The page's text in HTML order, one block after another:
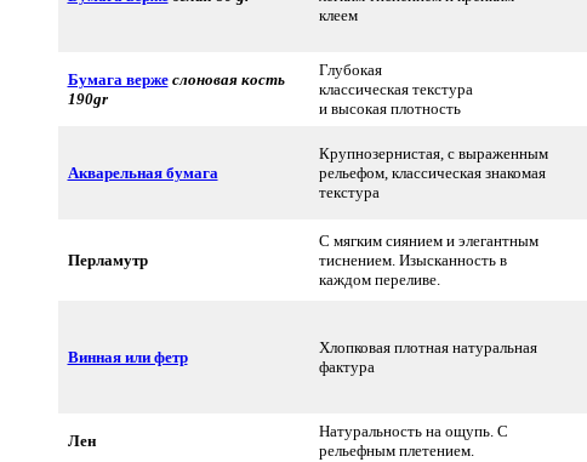
клеем
Бумага верже слоновая кость
190gr
Глубокая
классическая текстура
и высокая плотность
Акварельная бумага
Крупнозернистая, с выраженным
рельефом, классическая знакомая
текстура
Перламутр
С мягким сиянием и элегантным
тиснением. Изысканность в
каждом переливе.
Винная или фетр
Хлопковая плотная натуральная
фактура
Лен
Натуральность на ощупь. С
рельефным плетением.